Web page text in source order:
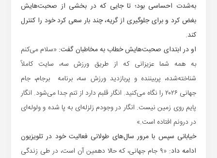
به‌شدت احساسی بود؛ تا جایی که در بخشی از صحبت‌هایش
بغض کرد و برای جلوگیری از گریه، چند بار سعی کرد خود را کنترل
کند.
او در ابتدای صحبت‌هایش خطاب به مخاطبان گفت: «سلام می‌کنم
به همه شما عزیزانی که از طریق ورزش سه، سایت کاملاً
شناخته‌شده، پربیننده و پربازدید ورزش سه، برنامه برجام، جام
جهانی ۲۰۲۶ را نگاه می‌کنید. انگار قلبم دارد از تنم جدا می‌شود. انگار
پایم روی زمین نیست. انگار در وجودم زلزله‌ای به پا شده و ولوله‌ای
در درونم افتاده است.»
خیابانی سپس با مرور سال‌های طولانی فعالیت خود در تلویزیون
ادامه داد:
«۹ جام جهانی، که حالا دهمین آن است، در طی زندگی